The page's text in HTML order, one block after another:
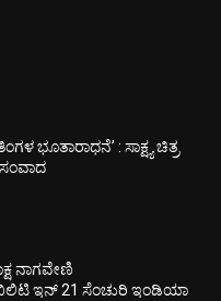
ಭೂತಾರಾಧನೆ’ : ಸಾಕ್ಷ್ಯ ಚಿತ್ರ
ನಾಗವೇಣಿ
ಇನ್ 21 ಸೆಂಚುರಿ ಇಂಡಿಯಾ